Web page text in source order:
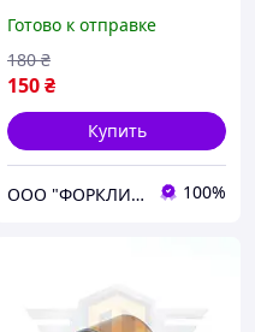
30K, FB16N-30N №
91A4310700, 9144410700
Готово к отправке
150₴
180 ₴
Купить
ООО "ФОРКЛИФТ-СПЕЦТЕХ" 100%